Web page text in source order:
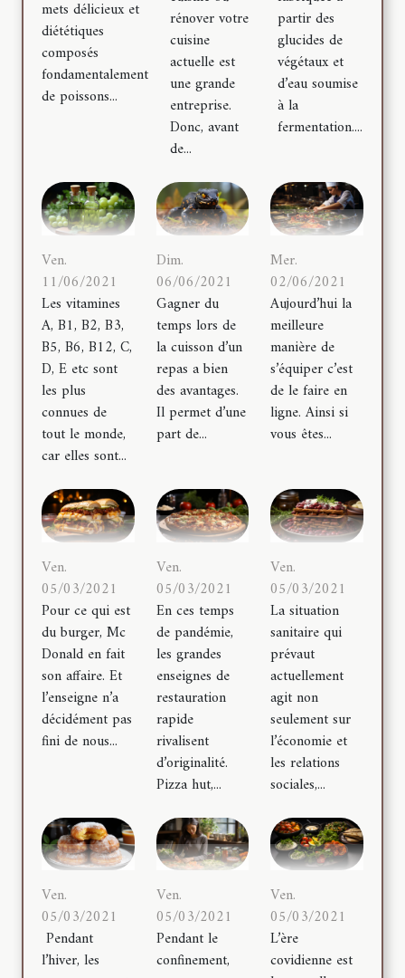
mets délicieux et
diététiques
composés
fondamentalement
de poissons...
rénover votre
cuisine
actuelle est
une grande
entreprise.
Donc, avant
de...
partir des
glucides de
végétaux et
d’eau soumise
à la
fermentation....
Ven.
11/06/2021
Les vitamines
A, B1, B2, B3,
B5, B6, B12, C,
D, E etc sont
les plus
connues de
tout le monde,
car elles sont...
Dim.
06/06/2021
Gagner du
temps lors de
la cuisson d’un
repas a bien
des avantages.
Il permet d’une
part de...
Mer.
02/06/2021
Aujourd’hui la
meilleure
manière de
s’équiper c’est
de le faire en
ligne. Ainsi si
vous êtes...
Ven.
05/03/2021
Pour ce qui est
du burger, Mc
Donald en fait
son affaire. Et
l’enseigne n’a
décidément pas
fini de nous...
Ven.
05/03/2021
En ces temps
de pandémie,
les grandes
enseignes de
restauration
rapide
rivalisent
d’originalité.
Pizza hut,...
Ven.
05/03/2021
La situation
sanitaire qui
prévaut
actuellement
agit non
seulement sur
l’économie et
les relations
sociales,...
Ven.
05/03/2021
Pendant
l’hiver, les
Ven.
05/03/2021
Pendant le
confinement,
Ven.
05/03/2021
L’ère
covidienne est